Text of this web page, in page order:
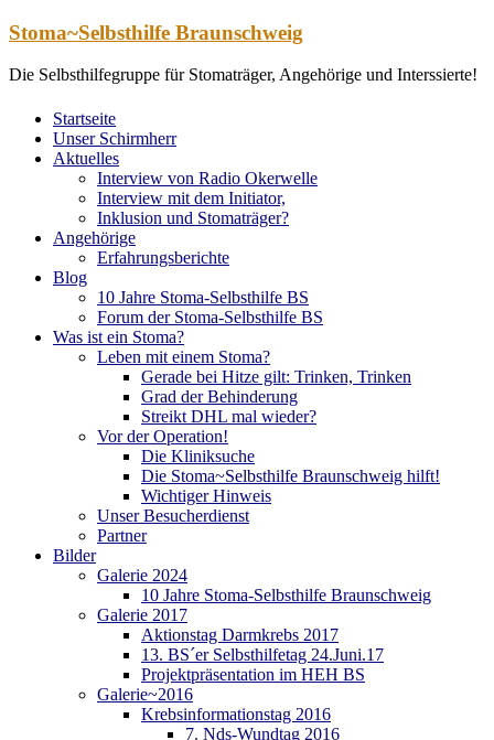
Zum
springen
Stoma~Selbsthilfe Braunschweig
Die Selbsthilfegruppe für Stomaträger, Angehörige und Interssierte!
Startseite
Unser Schirmherr
Aktuelles
Interview von Radio Okerwelle
Interview mit dem Initiator,
Inklusion und Stomaträger?
Angehörige
Erfahrungsberichte
Blog
10 Jahre Stoma-Selbsthilfe BS
Forum der Stoma-Selbsthilfe BS
Was ist ein Stoma?
Leben mit einem Stoma?
Gerade bei Hitze gilt: Trinken, Trinken
Grad der Behinderung
Streikt DHL mal wieder?
Vor der Operation!
Die Kliniksuche
Die Stoma~Selbsthilfe Braunschweig hilft!
Wichtiger Hinweis
Unser Besucherdienst
Partner
Bilder
Galerie 2024
10 Jahre Stoma-Selbsthilfe Braunschweig
Galerie 2017
Aktionstag Darmkrebs 2017
13. BS´er Selbsthilfetag 24.Juni.17
Projektpräsentation im HEH BS
Galerie~2016
Krebsinformationstag 2016
7. Nds-Wundtag 2016